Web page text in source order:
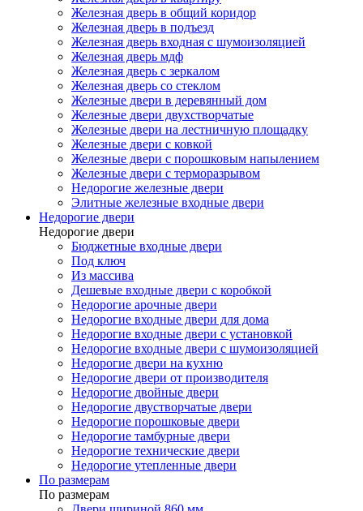
Железная дверь в общий коридор
Железная дверь в подъезд
Железная дверь входная с шумоизоляцией
Железная дверь мдф
Железная дверь с зеркалом
Железная дверь со стеклом
Железные двери в деревянный дом
Железные двери двухстворчатые
Железные двери на лестничную площадку
Железные двери с ковкой
Железные двери с порошковым напылением
Железные двери с терморазрывом
Недорогие железные двери
Элитные железные входные двери
Недорогие двери
Недорогие двери
Бюджетные входные двери
Под ключ
Из массива
Дешевые входные двери с коробкой
Недорогие арочные двери
Недорогие входные двери для дома
Недорогие входные двери с установкой
Недорогие входные двери с шумоизоляцией
Недорогие двери на кухню
Недорогие двери от производителя
Недорогие двойные двери
Недорогие двустворчатые двери
Недорогие порошковые двери
Недорогие тамбурные двери
Недорогие технические двери
Недорогие утепленные двери
По размерам
По размерам